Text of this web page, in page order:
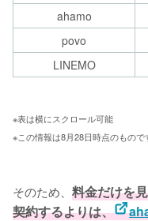
ahamo
povo
LINEMO
※表は横にスクロール可能
※この情報は8月28日時点のもので
そのため、 料金だけを
契約するよりは、